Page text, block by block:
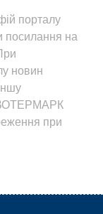
порталу
посилання на
новин
ВОТЕРМАРК
при